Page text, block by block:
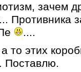
зачем
Противника
....
то этих
Поставлю.